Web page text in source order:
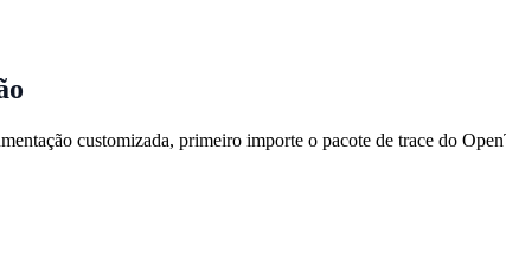
customizada, primeiro importe o pacote de trace do